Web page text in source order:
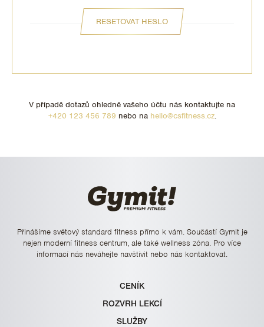
RESETOVAT HESLO
V případě dotazů ohledně vašeho účtu nás kontaktujte na
+420 123 456 789 nebo na hello@csfitness.cz.
Přinášíme světový standard fitness přímo k vám. Součástí Gymit je
nejen moderní fitness centrum, ale také wellness zóna. Pro více
informací nás neváhejte navštívit nebo nás kontaktovat.
CENÍK
ROZVRH LEKCÍ
SLUŽBY